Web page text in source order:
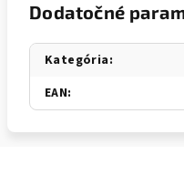
Dodatočné
Kategória:
EAN: